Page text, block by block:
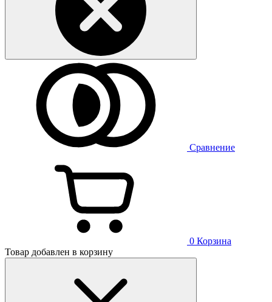
Сравнение
0 Корзина
Товар добавлен в корзину